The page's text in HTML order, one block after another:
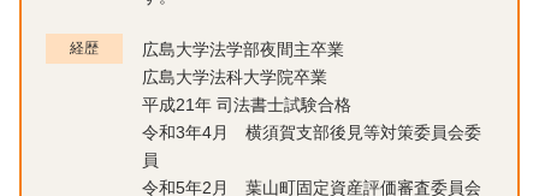
経歴
広島大学法学部夜間主卒業
広島大学法科大学院卒業
平成21年 司法書士試験合格
令和3年4月 横須賀支部後見等対策委員会委
員
令和5年2月 葉山町固定資産評価審査委員会